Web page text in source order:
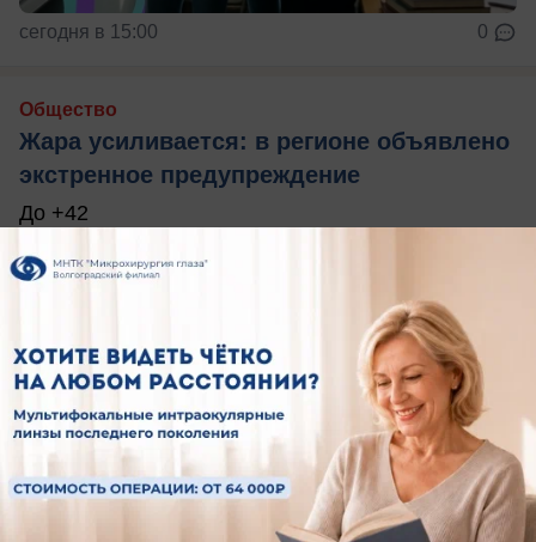
сегодня в 15:00 0
Общество
Жара усиливается: в регионе объявлено
экстренное предупреждение
До +42